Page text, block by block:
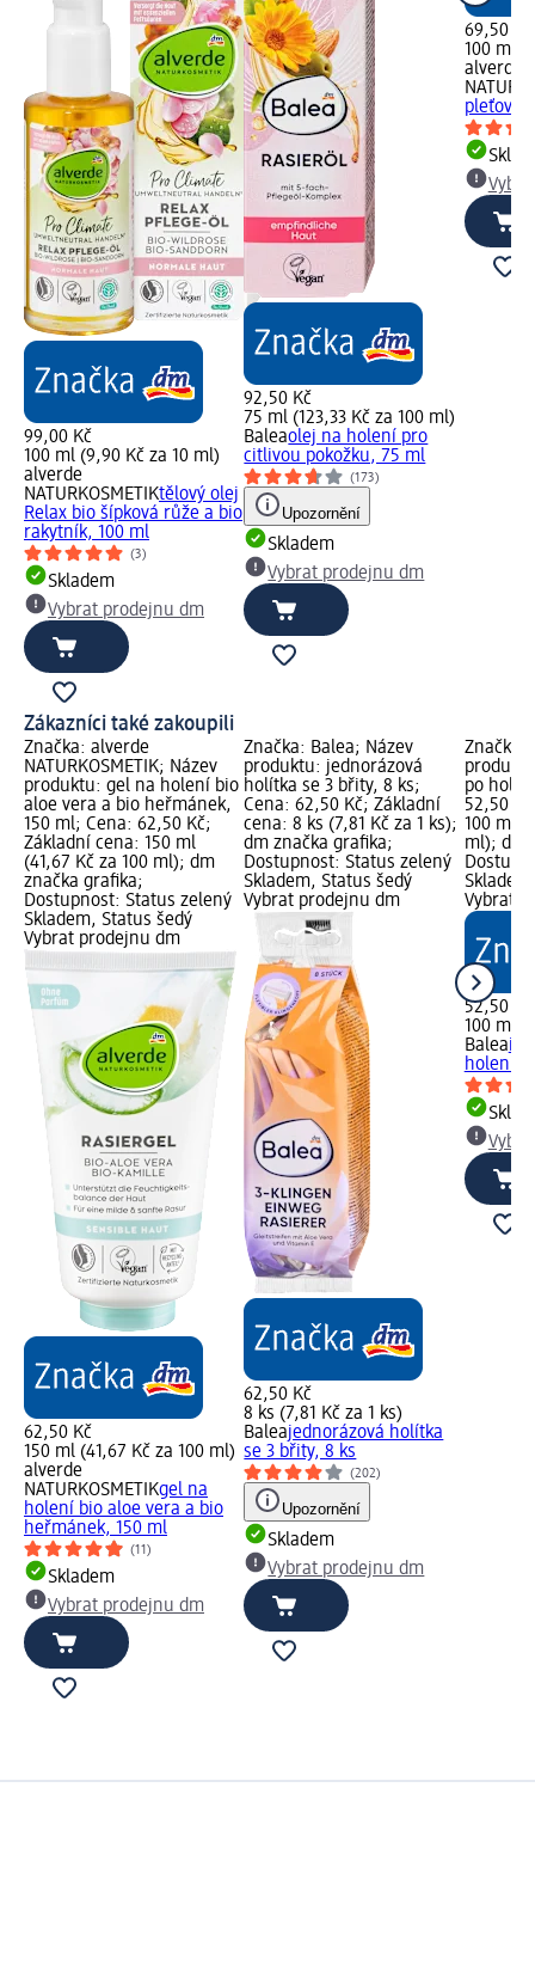
99,00 Kč
100 ml (9,90 Kč za 10 ml)
alverde
NATURKOSMETIKtělový olej
Relax bio šípková růže a bio
rakytník, 100 ml
(3)
Skladem
Vybrat prodejnu dm
92,50 Kč
75 ml (123,33 Kč za 100 ml)
Baleaolej na holení pro
citlivou pokožku, 75 ml
(173)
Upozornění
Skladem
Vybrat prodejnu dm
69,50 Kč
100 ml
alverde
pleťový
Zákazníci také zakoupili
Značka: alverde
NATURKOSMETIK; Název
produktu: gel na holení bio
aloe vera a bio heřmánek,
150 ml; Cena: 62,50 Kč;
Základní cena: 150 ml
(41,67 Kč za 100 ml); dm
značka grafika;
Dostupnost: Status zelený
Skladem, Status šedý
Vybrat prodejnu dm
62,50 Kč
150 ml (41,67 Kč za 100 ml)
alverde
NATURKOSMETIKgel na
holení bio aloe vera a bio
heřmánek, 150 ml
(11)
Skladem
Vybrat prodejnu dm
Značka: Balea; Název
produktu: jednorázová
holítka se 3 břity, 8 ks;
Cena: 62,50 Kč; Základní
cena: 8 ks (7,81 Kč za 1 ks);
dm značka grafika;
Dostupnost: Status zelený
Skladem, Status šedý
Vybrat prodejnu dm
62,50 Kč
8 ks (7,81 Kč za 1 ks)
Baleajednorázová holítka
se 3 břity, 8 ks
(202)
Upozornění
Skladem
Vybrat prodejnu dm
Značka:
po
52,50
100 ml
ml); dm
Vybrat
52,50 Kč
100 ml
Balea
holení,